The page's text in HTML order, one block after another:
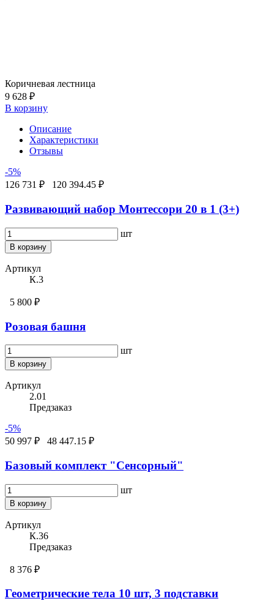
Коричневая лестница
9 628 ₽
В корзину
Описание
Характеристики
Отзывы
-5%
126 731 ₽
120 394.45 ₽
Развивающий набор Монтессори 20 в 1 (3+)
шт
В корзину
Артикул
К.3
5 800 ₽
Розовая башня
шт
В корзину
Артикул
2.01
Предзаказ
-5%
50 997 ₽
48 447.15 ₽
Базовый комплект "Сенсорный"
шт
В корзину
Артикул
К.36
Предзаказ
8 376 ₽
Геометрические тела 10 шт, 3 подставки